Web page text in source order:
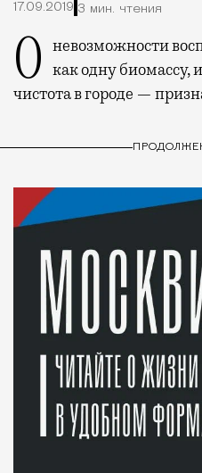
17.09.2019 3 мин. чтения
О невозможности воспринимать москвичей как одну биомассу,
чистота в городе —